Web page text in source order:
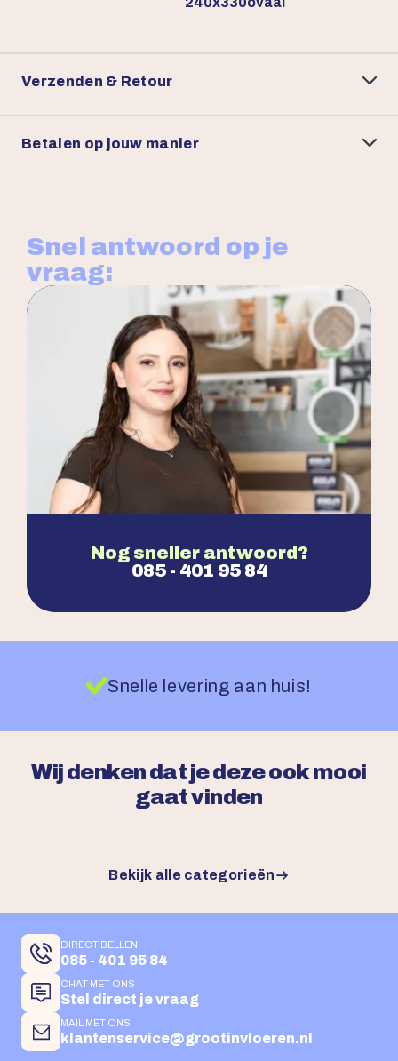
Verzenden & Retour
Betalen op jouw manier
Snel antwoord op je
vraag:
Nog sneller antwoord?
085 - 401 95 84
Snelle levering aan huis!
Wij denken dat je deze ook mooi
gaat vinden
Bekijk alle categorieën
DIRECT BELLEN
085 - 401 95 84
CHAT MET ONS
Stel direct je vraag
MAIL MET ONS
klantenservice@grootinvloeren.nl